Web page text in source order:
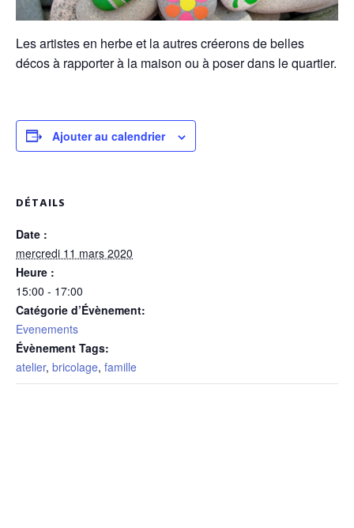
Les artistes en herbe et la autres créerons de belles
décos à rapporter à la maison ou à poser dans le quartier.
Ajouter au calendrier
DÉTAILS
Date :
mercredi 11 mars 2020
Heure :
15:00 - 17:00
Catégorie d’Évènement:
Evenements
Évènement Tags:
atelier, bricolage, famille